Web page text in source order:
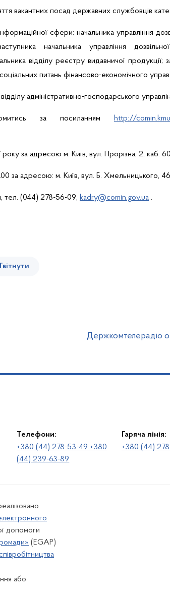
вакантних посад державних службовців
сфери; начальника управління
начальника управління
відділу реєстру видавничої продукції;
питань фінансово-економічного
адміністративно-господарського
за посиланням
http://
року за адресою м. Київ, вул. Прорізна, 2, каб.
за адресою: м. Київ, вул. Б. Хмельницького,
тел. (044) 278-56-09, kadry@comin.gov.ua .
Держкомтелерадіо
Телефони:
+380 (44) 278-53-49 +380
(44) 239-63-89
Гаряча лінія:
+380 (44)
допомоги
(EGAP)
або